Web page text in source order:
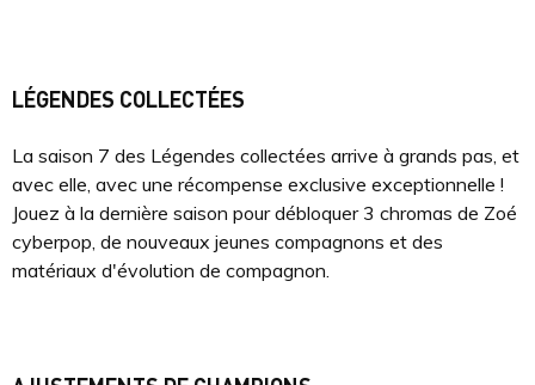
LÉGENDES COLLECTÉES
La saison 7 des Légendes collectées arrive à grands pas, et
avec elle, avec une récompense exclusive exceptionnelle !
Jouez à la dernière saison pour débloquer 3 chromas de Zoé
cyberpop, de nouveaux jeunes compagnons et des
matériaux d'évolution de compagnon.